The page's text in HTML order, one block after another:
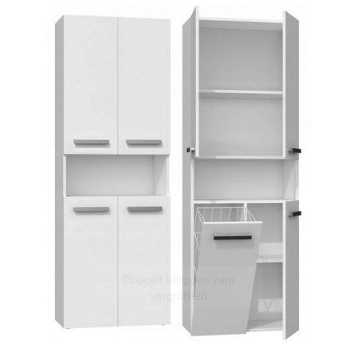
Doppelt antippen zum